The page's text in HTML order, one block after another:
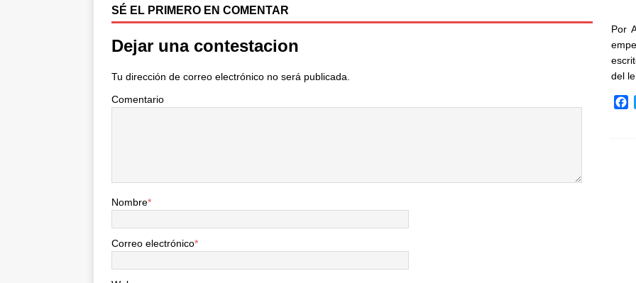
SÉ EL PRIMERO EN COMENTAR
Dejar una contestacion
Tu dirección de correo electrónico no será publicada.
Comentario
Nombre*
Correo electrónico*
Por
del